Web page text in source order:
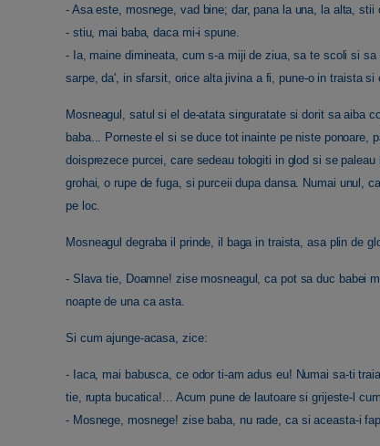
- Asa este, mosnege, vad bine; dar, pana la una, la alta, stii
- stiu, mai baba, daca mi-i spune.
- Ia, maine dimineata, cum s-a miji de ziua, sa te scoli si
sarpe, da', in sfarsit, orice alta jivina a fi, pune-o in traista
Mosneagul, satul si el de-atata singuratate si dorit sa aiba
baba... Porneste el si se duce tot inainte pe niste ponoare,
doisprezece purcei, care sedeau tologiti in glod si se
grohai, o rupe de fuga, si purceii dupa dansa. Numai unul,
pe loc.
Mosneagul degraba il prinde, il baga in traista, asa plin de
- Slava tie, Doamne! zise mosneagul, ca pot sa duc babei
noapte de una ca asta.
Si cum ajunge-acasa, zice:
- Iaca, mai babusca, ce odor ti-am adus eu! Numai sa-ti
tie, rupta bucatica!... Acum pune de lautoare si grijeste-l
- Mosnege, mosnege! zise baba, nu rade, ca si aceasta-i